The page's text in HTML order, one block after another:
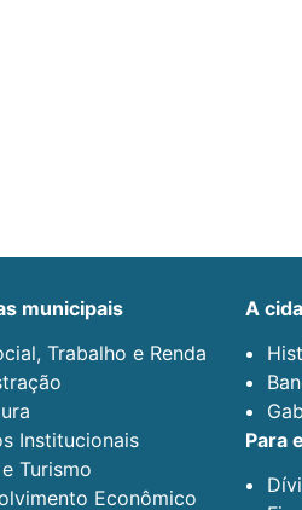
municipais
Trabalho e Renda
Institucionais
Turismo
Econômico
a
para